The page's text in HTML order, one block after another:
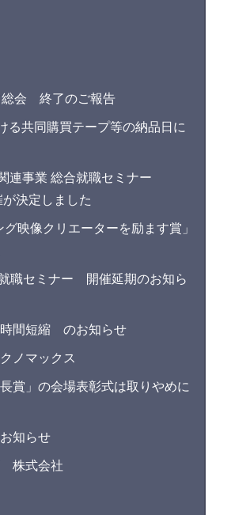
会 終了のご報告
る共同購買テープ等の納品日に
連事業 総合就職セミナー
決定しました
グ映像クリエーターを励ます賞」
職セミナー 開催延期のお知ら
間短縮 のお知らせ
ノマックス
長賞」の会場表彰式は取りやめに
知らせ
株式会社